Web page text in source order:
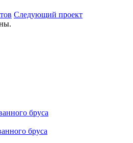
Следующий проект
бруса
бруса